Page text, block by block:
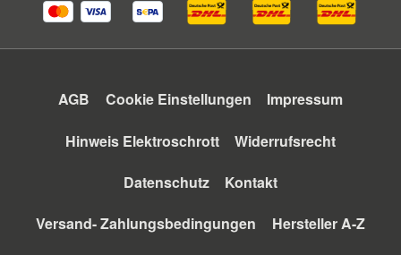
AGB Cookie Einstellungen Impressum
Hinweis Elektroschrott Widerrufsrecht
Datenschutz Kontakt
Versand- Zahlungsbedingungen Hersteller A-Z